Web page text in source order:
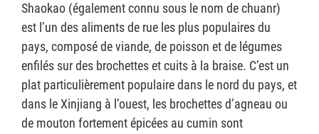
Shaokao (également connu sous le nom de chuanr)
est l’un des aliments de rue les plus populaires du
pays, composé de viande, de poisson et de légumes
enfilés sur des brochettes et cuits à la braise. C’est un
plat particulièrement populaire dans le nord du pays, et
dans le Xinjiang à l’ouest, les brochettes d’agneau ou
de mouton fortement épicées au cumin sont